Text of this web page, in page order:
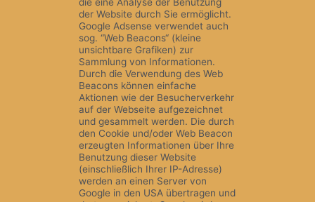
der Website durch Sie ermöglicht.
Google Adsense verwendet auch
sog. “Web Beacons“ (kleine
unsichtbare Grafiken) zur
Sammlung von Informationen.
Durch die Verwendung des Web
Beacons können einfache
Aktionen wie der Besucherverkehr
auf der Webseite aufgezeichnet
und gesammelt werden. Die durch
den Cookie und/oder Web Beacon
erzeugten Informationen über Ihre
Benutzung dieser Website
(einschließlich Ihrer IP-Adresse)
werden an einen Server von
Google in den USA übertragen und